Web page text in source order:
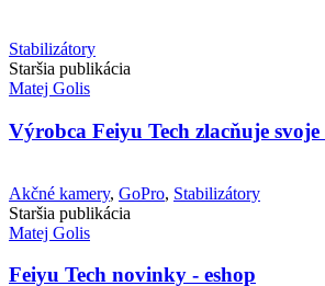
Stabilizátory
Staršia publikácia
Matej Golis
Výrobca Feiyu Tech zlacňuje
Akčné kamery, GoPro, Stabilizátory
Staršia publikácia
Matej Golis
Feiyu Tech novinky - eshop